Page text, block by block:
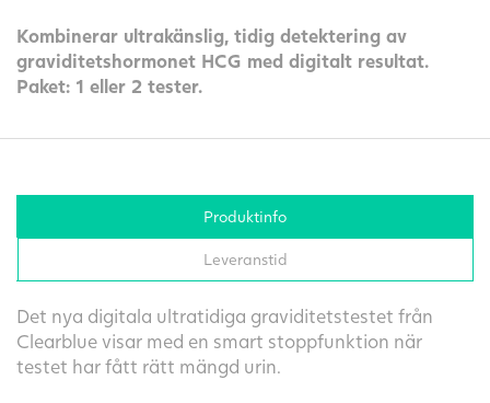
Kombinerar ultrakänslig, tidig detektering av
graviditetshormonet HCG med digitalt resultat.
Paket: 1 eller 2 tester.
Produktinfo
Leveranstid
Det nya digitala ultratidiga graviditetstestet från
Clearblue visar med en smart stoppfunktion när
testet har fått rätt mängd urin.